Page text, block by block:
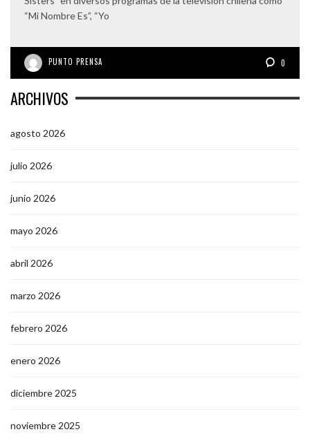
“Mi Nombre Es”, “Yo
PUNTO PRENSA 0
ARCHIVOS
agosto 2026
julio 2026
junio 2026
mayo 2026
abril 2026
marzo 2026
febrero 2026
enero 2026
diciembre 2025
noviembre 2025